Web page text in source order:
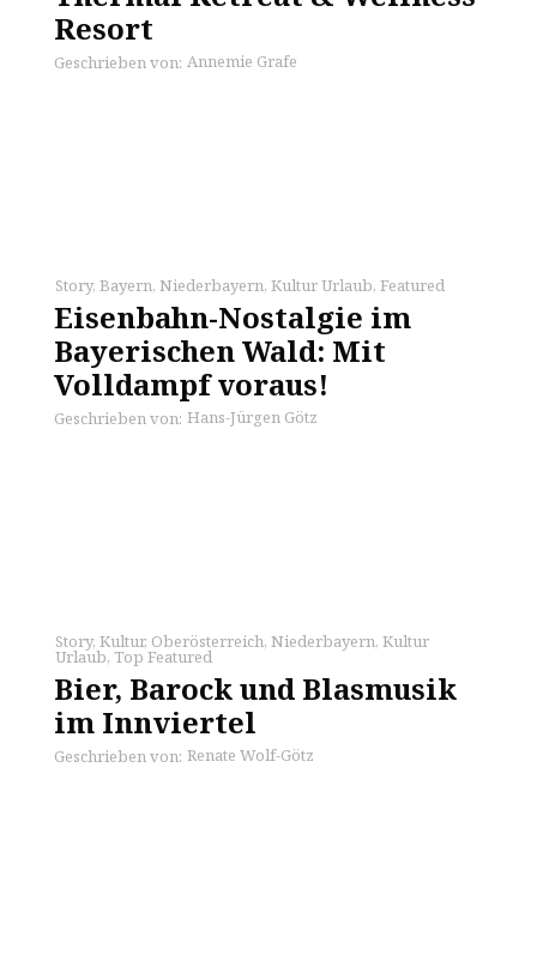
Resort
Geschrieben von: Annemie Grafe
Story, Bayern, Niederbayern, Kultur Urlaub, Featured
Eisenbahn-Nostalgie im
Bayerischen Wald: Mit
Volldampf voraus!
Geschrieben von: Hans-Jürgen Götz
Story, Kultur, Oberösterreich, Niederbayern, Kultur
Urlaub, Top Featured
Bier, Barock und Blasmusik
im Innviertel
Geschrieben von: Renate Wolf-Götz